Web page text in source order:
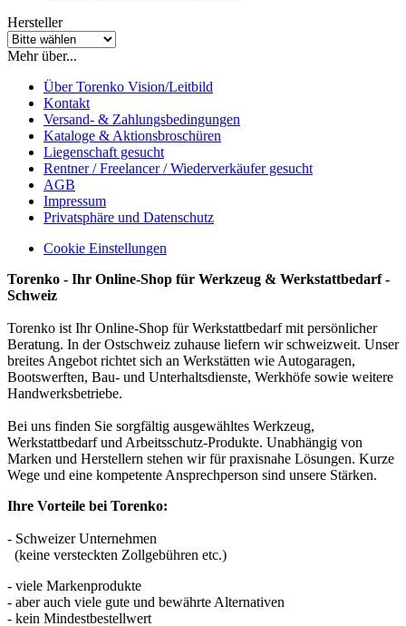
Hersteller
Mehr über...
Über Torenko Vision/Leitbild
Kontakt
Versand- & Zahlungsbedingungen
Kataloge & Aktionsbroschüren
Liegenschaft gesucht
Rentner / Freelancer / Wiederverkäufer gesucht
AGB
Impressum
Privatsphäre und Datenschutz
Cookie Einstellungen
Torenko - Ihr Online-Shop für Werkzeug & Werkstattbedarf -
Schweiz
Torenko ist Ihr Online-Shop für Werkstattbedarf mit persönlicher
Beratung. In der Ostschweiz zuhause liefern wir schweizweit. Unser
breites Angebot richtet sich an Werkstätten wie Autogaragen,
Bootswerften, Bau- und Unterhaltsdienste, Werkhöfe sowie weitere
Handwerksbetriebe.
Bei uns finden Sie sorgfältig ausgewähltes Werkzeug,
Werkstattbedarf und Arbeitsschutz-Produkte. Unabhängig von
Marken und Herstellern stehen wir für praxisnahe Lösungen. Kurze
Wege und eine kompetente Ansprechperson sind unsere Stärken.
Ihre Vorteile bei Torenko:
- Schweizer Unternehmen
(keine versteckten Zollgebühren etc.)
- viele Markenprodukte
- aber auch viele gute und bewährte Alternativen
- kein Mindestbestellwert